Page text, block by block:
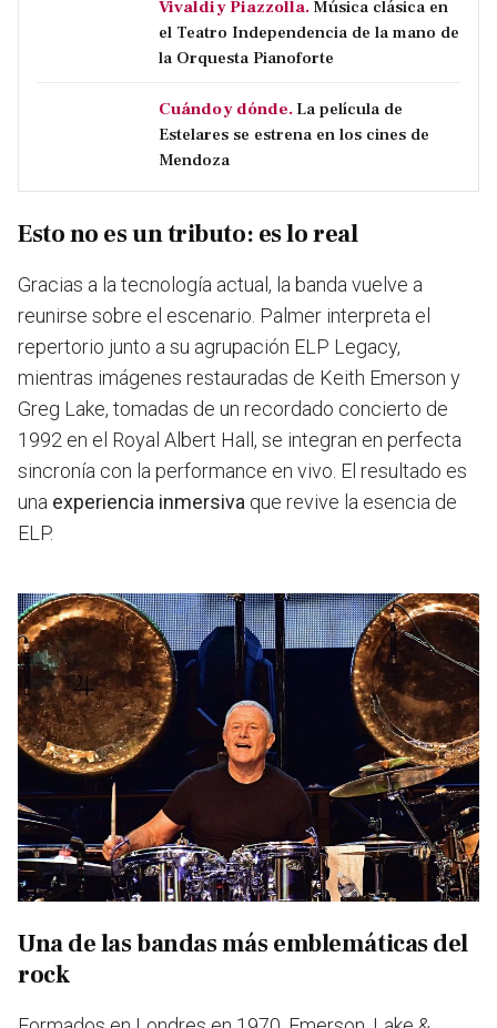
Vivaldi y Piazzolla. Música clásica en
el Teatro Independencia de la mano de
la Orquesta Pianoforte
Cuándo y dónde. La película de
Estelares se estrena en los cines de
Mendoza
Esto no es un tributo: es lo real
Gracias a la tecnología actual, la banda vuelve a
reunirse sobre el escenario. Palmer interpreta el
repertorio junto a su agrupación ELP Legacy,
mientras imágenes restauradas de Keith Emerson y
Greg Lake, tomadas de un recordado concierto de
1992 en el Royal Albert Hall, se integran en perfecta
sincronía con la performance en vivo. El resultado es
una experiencia inmersiva que revive la esencia de
ELP.
Una de las bandas más emblemáticas del
rock